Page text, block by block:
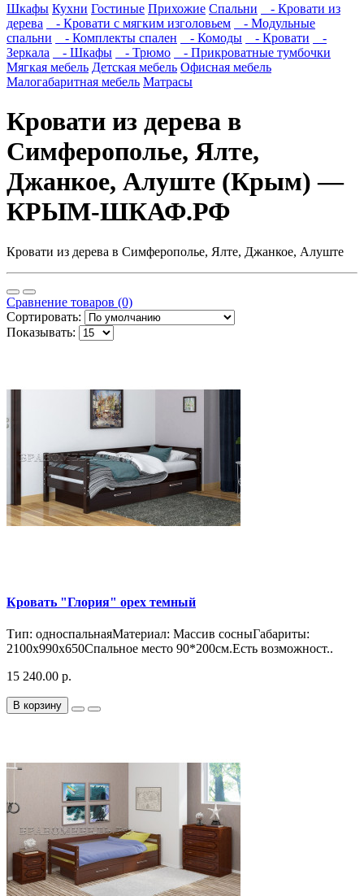
Шкафы Кухни Гостиные Прихожие Спальни
- Кровати из
дерева
- Кровати с мягким изголовьем
- Модульные
спальни
- Комплекты спален - Комоды - Кровати
-
Зеркала
- Шкафы - Трюмо
- Прикроватные тумбочки
Мягкая мебель Детская мебель Офисная мебель
Малогабаритная мебель Матрасы
Кровати из дерева в
Симферополье, Ялте,
Джанкое, Алуште (Крым) —
КРЫМ-ШКАФ.РФ
Кровати из дерева в Симферополье, Ялте, Джанкое, Алуште
Сравнение товаров (0)
Сортировать:
Показывать:
Кровать "Глория" орех темный
Тип: односпальнаяМатериал: Массив сосныГабариты:
2100x990x650Спальное место 90*200см.Есть возможност..
15 240.00 р.
В корзину